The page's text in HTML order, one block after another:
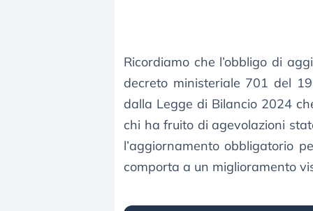
Ricordiamo che l’obbligo di
decreto ministeriale 701 del
dalla Legge di Bilancio 2024
chi ha fruito di agevolazioni
l’aggiornamento obbligatorio
comporta a un miglioramento